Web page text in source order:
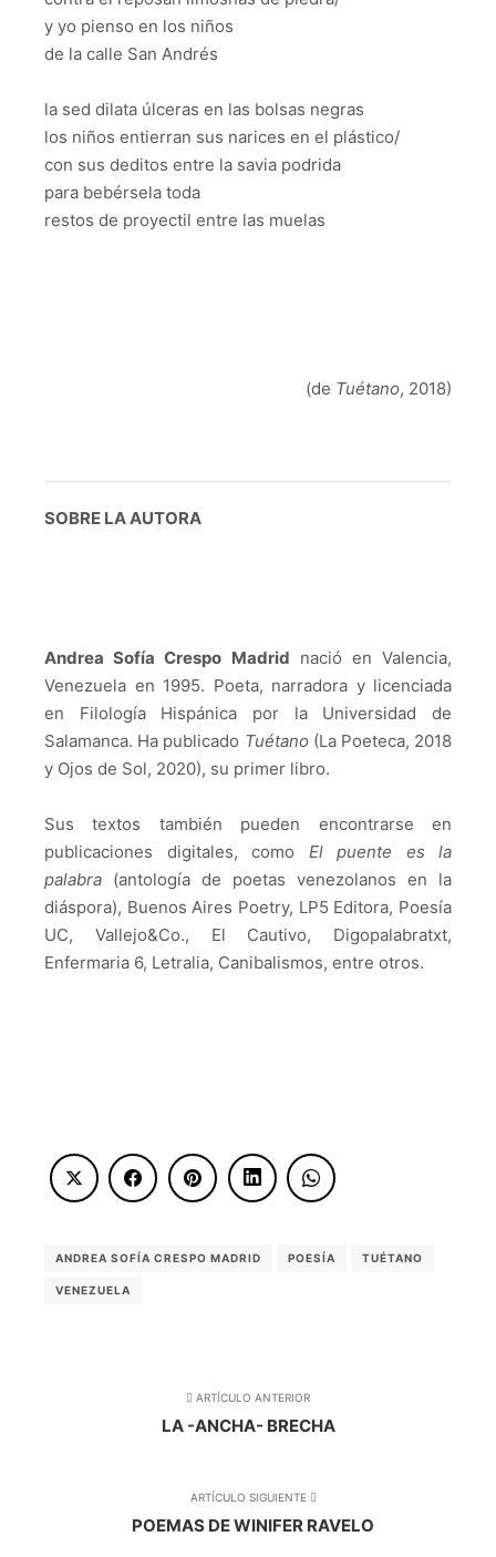
y yo pienso en los niños
de la calle San Andrés
la sed dilata úlceras en las bolsas negras
los niños entierran sus narices en el plástico/
con sus deditos entre la savia podrida
para bebérsela toda
restos de proyectil entre las muelas
(de Tuétano, 2018)
SOBRE LA AUTORA
Andrea Sofía Crespo Madrid nació en Valencia,
Venezuela en 1995. Poeta, narradora y licenciada
en Filología Hispánica por la Universidad de
Salamanca. Ha publicado Tuétano (La Poeteca, 2018
y Ojos de Sol, 2020), su primer libro.
Sus textos también pueden encontrarse en
publicaciones digitales, como El puente es la
palabra (antología de poetas venezolanos en la
diáspora), Buenos Aires Poetry, LP5 Editora, Poesía
UC, Vallejo&Co., El Cautivo, Digopalabratxt,
Enfermaria 6, Letralia, Canibalismos, entre otros.
ANDREA SOFÍA CRESPO MADRID POESÍA TUÉTANO
VENEZUELA
ARTÍCULO ANTERIOR
LA -ANCHA- BRECHA
ARTÍCULO SIGUIENTE
POEMAS DE WINIFER RAVELO